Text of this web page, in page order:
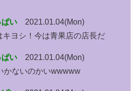
ぱい
2021.01.04(Mon)
キヨシ！今は青果店の店長だ
ぱい
2021.01.04(Mon)
かないのかいwwwww